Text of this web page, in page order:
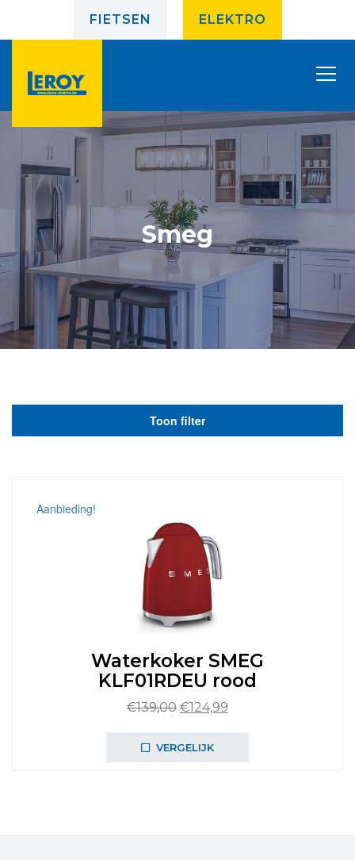
FIETSEN ELEKTRO
Smeg
Toon filter
Aanbieding!
Waterkoker SMEG
KLF01RDEU rood
€139,00 Oorspronkelijke
was:
€124,99
VERGELIJK